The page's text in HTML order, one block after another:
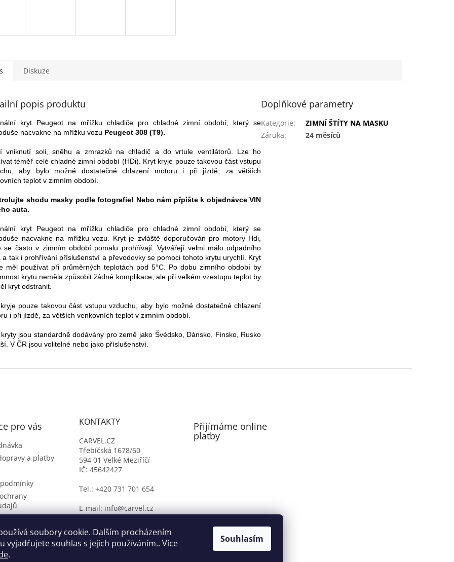
soubory cookie. Dalším procházením
vyjadřujete souhlas s jejich používáním.. Více
.
Souhlasím
Diskuze
popis produktu
kryt Peugeot na mřížku chladiče pro chladné zimní období, který se
nacvakne na mřížku vozu Peugeot 308 (T9).
vniknutí soli, sněhu a zmrazků na chladič a do vrtule ventilátorů. Lze ho
téměř celé chladné zimní období (HDi). Kryt kryje pouze takovou část vstupu
aby bylo možné dostatečné chlazení motoru i při jízdě, za větších
teplot v zimním období.
shodu masky podle fotografie! Nebo nám přpište k objednávce VIN
auta.
kryt Peugeot na mřížku chladiče pro chladné zimní období, který se
nacvakne na mřížku vozu. Kryt je zvláště doporučován pro motory Hdi,
se často v zimním období pomalu prohřívají. Vytvářejí velmi málo odpadního
a tak i prohřívání příslušenství a převodovky se pomoci tohoto krytu urychlí. Kryt
měl používat při průměrných teplotách pod 5°C. Po dobu zimního období by
krytu neměla způsobit žádné komplikace, ale při velkém vzestupu teplot by
kryt odstranit.
pouze takovou část vstupu vzduchu, aby bylo možné dostatečné chlazení
i při jízdě, za větších venkovních teplot v zimním období.
jsou standardně dodávány pro země jako Švédsko, Dánsko, Finsko, Rusko
V ČR jsou volitelné nebo jako příslušenství.
Doplňkové parametry
Kategorie:
ZIMNÍ ŠTÍTY NA MASKU
Záruka: 24 měsíců
pro vás
a platby
KONTAKTY
CARVEL.CZ
Třebíčská 1678/60
594 01 Velké Meziříčí
IČ: 45642427
Tel.: +420 731 701 654
E-mail: info@carvel.cz
Přijímáme online
platby